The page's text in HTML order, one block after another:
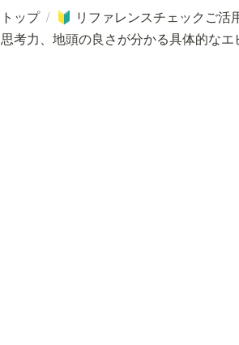
トップ / 🔰 リファレンスチェックご活
思考力、地頭の良さが分かる具体的な